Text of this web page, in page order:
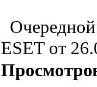
ESET от